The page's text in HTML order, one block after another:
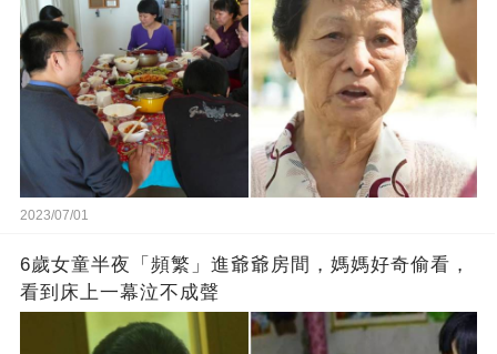
2023/07/01
6歲女童半夜「頻繁」進爺爺房間，媽媽好奇偷看，
看到床上一幕泣不成聲